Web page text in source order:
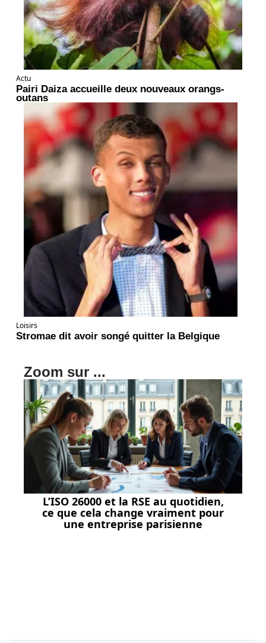
Actu
Pairi Daiza accueille deux nouveaux orangs-
outans
Loisirs
Stromae dit avoir songé quitter la Belgique
Zoom sur ...
L’ISO 26000 et la RSE au quotidien,
ce que cela change vraiment pour
une entreprise parisienne